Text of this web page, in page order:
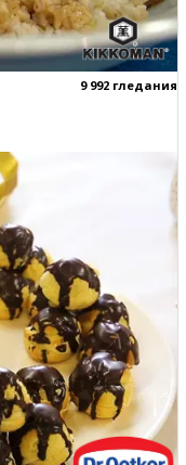
9 992 гледания